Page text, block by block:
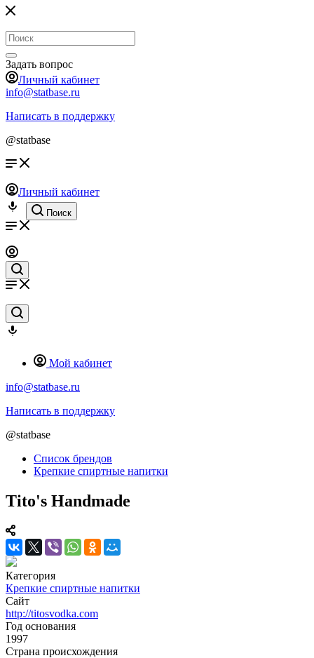
Задать вопрос
Личный кабинет
info@statbase.ru
Написать в поддержку
@statbase
Личный кабинет
Поиск
Мой кабинет
info@statbase.ru
Написать в поддержку
@statbase
Список брендов
Крепкие спиртные напитки
Tito's Handmade
Категория
Крепкие спиртные напитки
Сайт
http://titosvodka.com
Год основания
1997
Страна происхождения